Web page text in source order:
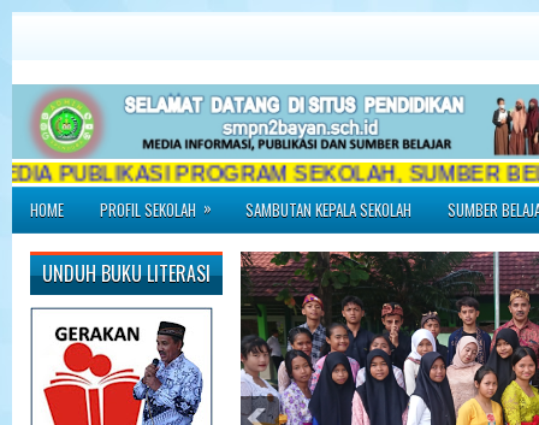
PROGRAM SEKOLAH, SUMBER
HOME
PROFIL SEKOLAH » SAMBUTAN KEPALA SEKOLAH SUMBER
UNDUH BUKU LITERASI